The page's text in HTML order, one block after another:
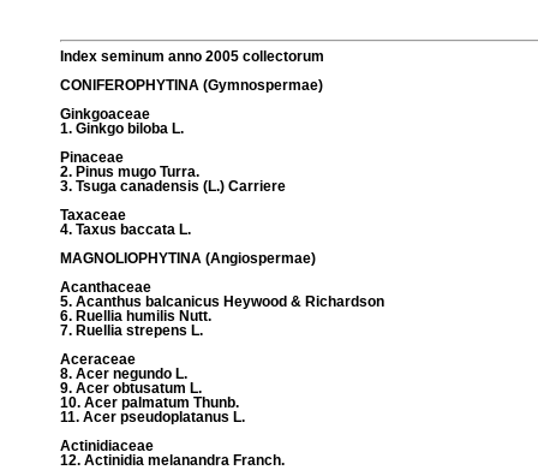
Index seminum anno 2005 collectorum
CONIFEROPHYTINA (Gymnospermae)
Ginkgoaceae
1. Ginkgo biloba L.
Pinaceae
2. Pinus mugo Turra.
3. Tsuga canadensis (L.) Carriere
Taxaceae
4. Taxus baccata L.
MAGNOLIOPHYTINA (Angiospermae)
Acanthaceae
5. Acanthus balcanicus Heywood & Richardson
6. Ruellia humilis Nutt.
7. Ruellia strepens L.
Aceraceae
8. Acer negundo L.
9. Acer obtusatum L.
10. Acer palmatum Thunb.
11. Acer pseudoplatanus L.
Actinidiaceae
12. Actinidia melanandra Franch.